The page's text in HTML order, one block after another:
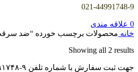
021-44991748-9
0 علاقه مندی
خانه محصولات برچسب خورده “ضد
Showing all 2 results
جهت ثبت سفارش با شماره تلفن ۹-۴۴۹۹۱۷۴۸-۰۲۱ تماس بگیرید.